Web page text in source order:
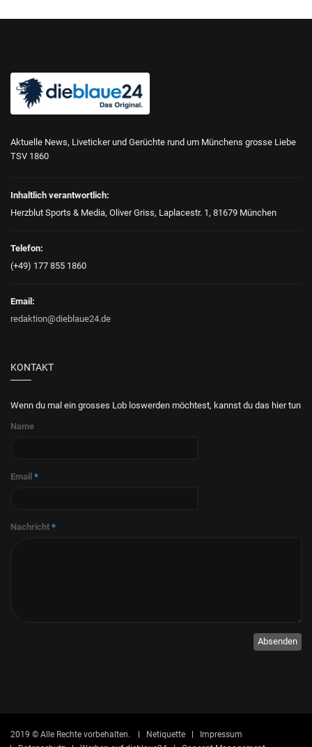
Aktuelle News, Liveticker und Gerüchte rund um Münchens grosse Liebe
TSV 1860
Inhaltlich verantwortlich:
Herzblut Sports & Media, Oliver Griss, Laplacestr. 1, 81679 München
Telefon:
(+49) 177 855 1860
Email:
redaktion@dieblaue24.de
KONTAKT
Wenn du mal ein grosses Lob loswerden möchtest, kannst du das hier tun
Name
Email *
Nachricht *
Absenden
2019 © Alle Rechte vorbehalten. Netiquette
Impressum